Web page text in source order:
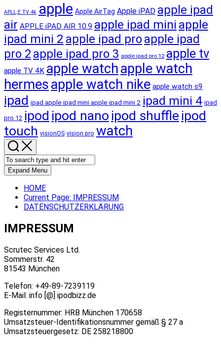
APLL;E TV 4k apple Apple AirTag Apple iPAD apple ipad
air APPLE iPAD AIR 10.9 apple ipad mini apple
ipad mini 2 apple ipad proapple ipad
pro 2 apple ipad pro 3 apple ipad pro 12 apple tv
apple TV 4K apple watchapple watch
hermesapple watch nike apple watch s9
ipad ipad apple ipad mini apple ipad mini 2 ipad mini 4 ipad
pro 12 ipod ipod nano ipod shuffle ipod
touch visionOS vision pro watch
Expand Menu
HOME
Current Page:
IMPRESSUM
DATENSCHUTZERKLÄRUNG
IMPRESSUM
Scrutec Services Ltd.
Sommerstr. 42
81543 München
Telefon: +49-89-7239119
E-Mail: info [@] ipodbizz.de
Registernummer: HRB München 170658
Umsatzsteuer-Identifikationsnummer gemäß § 27 a
Umsatzsteuergesetz: DE 258218800